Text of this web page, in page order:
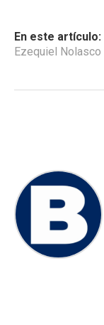
En este artículo:
Ezequiel Nolasco